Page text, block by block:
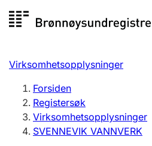
til
Registersøk
Aksjeselskap
Enkeltpersonforetak
Registrere, endre, slette
Virksomhetsopplysninger
Forsiden
Registersøk
Virksomhetsopplysninger
SVENNEVIK VANNVERK